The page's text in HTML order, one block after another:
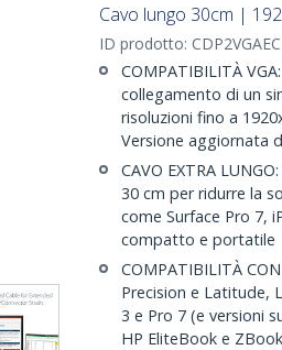
Cavo lungo 30cm |
ID prodotto: CDP2VGAEC
COMPATIBILITÀ
collegamento di un
risoluzioni fino a
Versione aggiornata
CAVO EXTRA
30 cm per ridurre la
come Surface Pro 7,
compatto e portatile
COMPATIBILITÀ
Precision e Latitude,
3 e Pro 7 (e versioni
HP EliteBook e